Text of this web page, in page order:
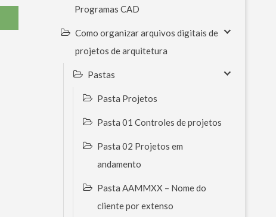
Programas CAD
Como organizar arquivos digitais de
projetos de arquitetura
Pastas
Pasta Projetos
Pasta 01 Controles de projetos
Pasta 02 Projetos em
andamento
Pasta AAMMXX – Nome do
cliente por extenso